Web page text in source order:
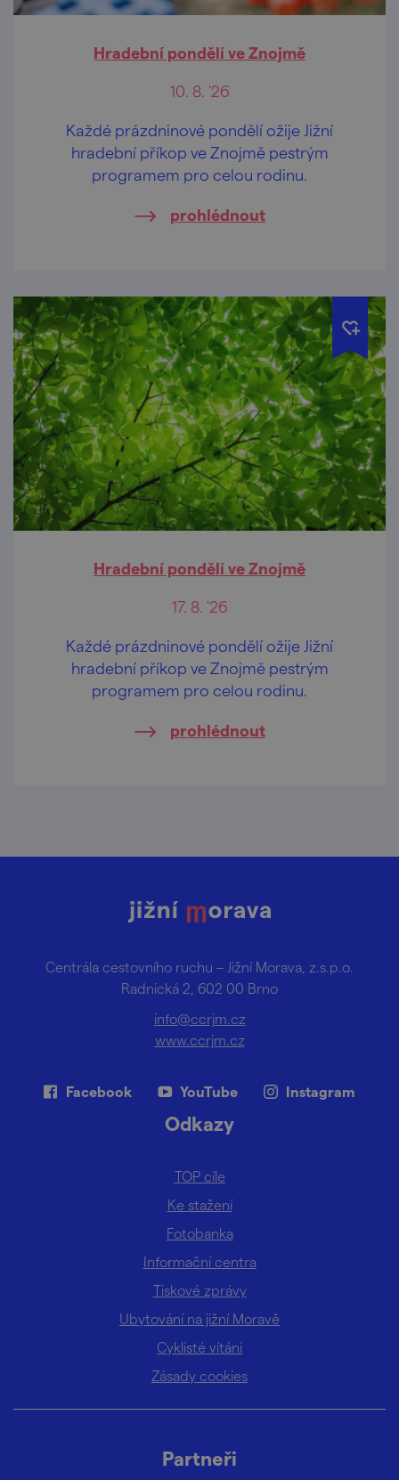
Hradební pondělí ve Znojmě
10. 8. '26
Každé prázdninové pondělí ožije Jižní
hradební příkop ve Znojmě pestrým
programem pro celou rodinu.
prohlédnout
Hradební pondělí ve Znojmě
17. 8. '26
Každé prázdninové pondělí ožije Jižní
hradební příkop ve Znojmě pestrým
programem pro celou rodinu.
prohlédnout
Centrála cestovního ruchu – Jižní Morava, z.s.p.o.
Radnická 2, 602 00 Brno
info@ccrjm.cz
www.ccrjm.cz
Facebook YouTube Instagram
Odkazy
TOP cíle
Ke stažení
Fotobanka
Informační centra
Tiskové zprávy
Ubytování na jižní Moravě
Cyklisté vítáni
Zásady cookies
Partneři